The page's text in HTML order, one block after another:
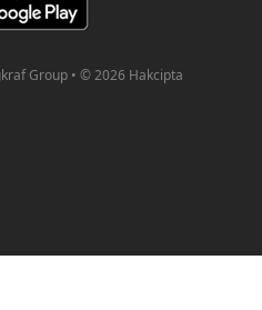
Group • © 2026 Hakcipta